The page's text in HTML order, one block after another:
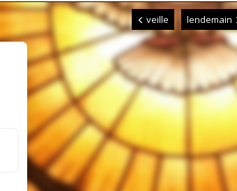
veille lendemain